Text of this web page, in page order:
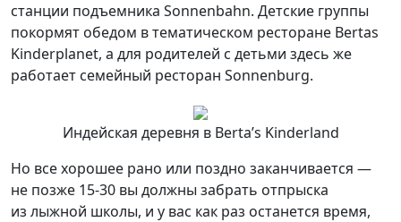
станции подъемника Sonnenbahn. Детские группы
покормят обедом в тематическом ресторане Bertas
Kinderplanet, а для родителей с детьми здесь же
работает семейный ресторан Sonnenburg.
Индейская деревня в Berta’s Kinderland
Но все хорошее рано или поздно заканчивается —
не позже 15-30 вы должны забрать отпрыска
из лыжной школы, и у вас как раз останется время,